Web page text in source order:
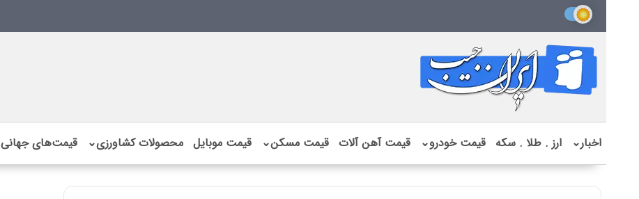
اخبار⌄ ارز . طلا . سکه قیمت خودرو⌄ قیمت آهن آلات قیمت مسکن⌄ قیمت موبایل محصولات کشاورزی⌄ قیمت‌های جهانی